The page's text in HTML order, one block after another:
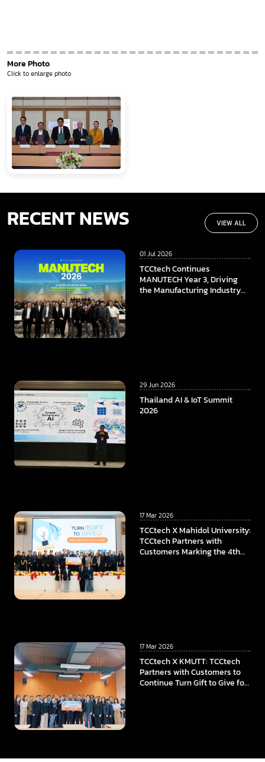
More Photo
Click to enlarge photo
RECENT NEWS VIEW ALL
01 Jul 2026
TCCtech Continues
MANUTECH Year 3, Driving
the Manufacturing Industry
29 Jun 2026
Thailand AI & IoT Summit
2026
17 Mar 2026
TCCtech X Mahidol University:
TCCtech Partners with
Customers Marking the 4th
17 Mar 2026
TCCtech X KMUTT: TCCtech
Partners with Customers to
Continue Turn Gift to Give for